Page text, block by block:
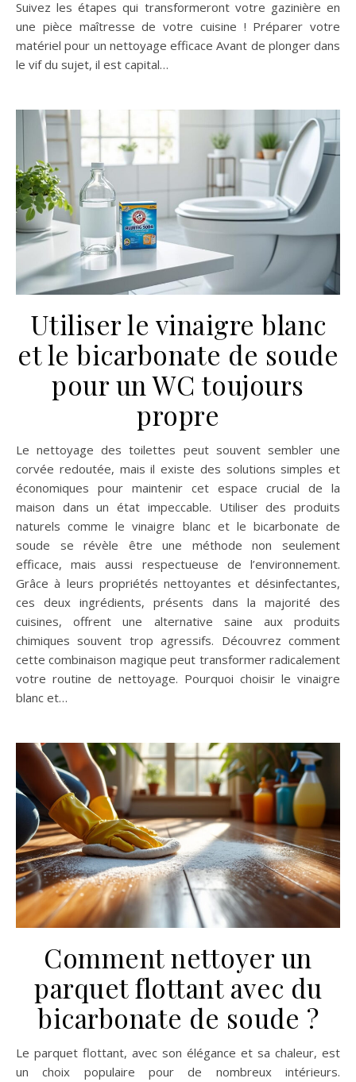
Suivez les étapes qui transformeront votre gazinière en
une pièce maîtresse de votre cuisine ! Préparer votre
matériel pour un nettoyage efficace Avant de plonger dans
le vif du sujet, il est capital…
Utiliser le vinaigre blanc
et le bicarbonate de soude
pour un WC toujours
propre
Le nettoyage des toilettes peut souvent sembler une
corvée redoutée, mais il existe des solutions simples et
économiques pour maintenir cet espace crucial de la
maison dans un état impeccable. Utiliser des produits
naturels comme le vinaigre blanc et le bicarbonate de
soude se révèle être une méthode non seulement
efficace, mais aussi respectueuse de l’environnement.
Grâce à leurs propriétés nettoyantes et désinfectantes,
ces deux ingrédients, présents dans la majorité des
cuisines, offrent une alternative saine aux produits
chimiques souvent trop agressifs. Découvrez comment
cette combinaison magique peut transformer radicalement
votre routine de nettoyage. Pourquoi choisir le vinaigre
blanc et…
Comment nettoyer un
parquet flottant avec du
bicarbonate de soude ?
Le parquet flottant, avec son élégance et sa chaleur, est
un choix populaire pour de nombreux intérieurs.